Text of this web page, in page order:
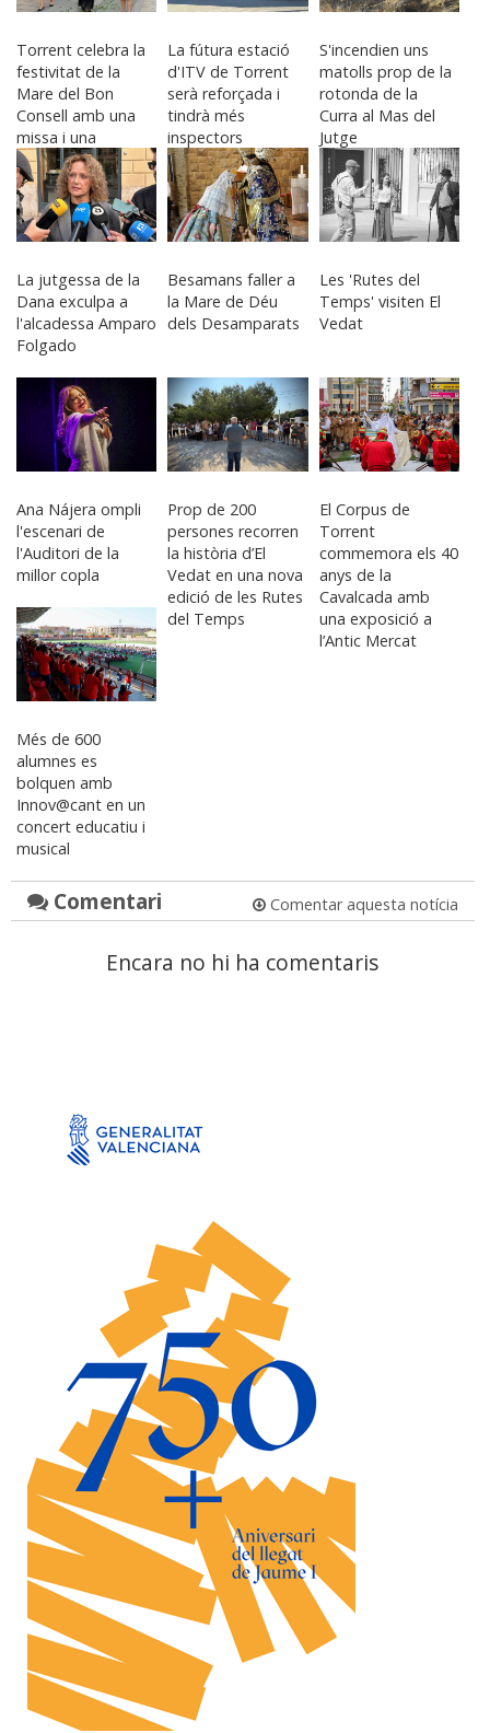
Torrent celebra la
festivitat de la
Mare del Bon
Consell amb una
missa i una
processó pels
carrers del barri
La fútura estació
d'ITV de Torrent
serà reforçada i
tindrà més
inspectors
S'incendien uns
matolls prop de la
rotonda de la
Curra al Mas del
Jutge
La jutgessa de la
Dana exculpa a
l'alcadessa Amparo
Folgado
Besamans faller a
la Mare de Déu
dels Desamparats
Les 'Rutes del
Temps' visiten El
Vedat
Ana Nájera ompli
l'escenari de
l'Auditori de la
millor copla
Prop de 200
persones recorren
la història d’El
Vedat en una nova
edició de les Rutes
del Temps
El Corpus de
Torrent
commemora els 40
anys de la
Cavalcada amb
una exposició a
l’Antic Mercat
Més de 600
alumnes es
bolquen amb
Innov@cant en un
concert educatiu i
musical
Comentari Comentar aquesta notícia
Encara no hi ha comentaris